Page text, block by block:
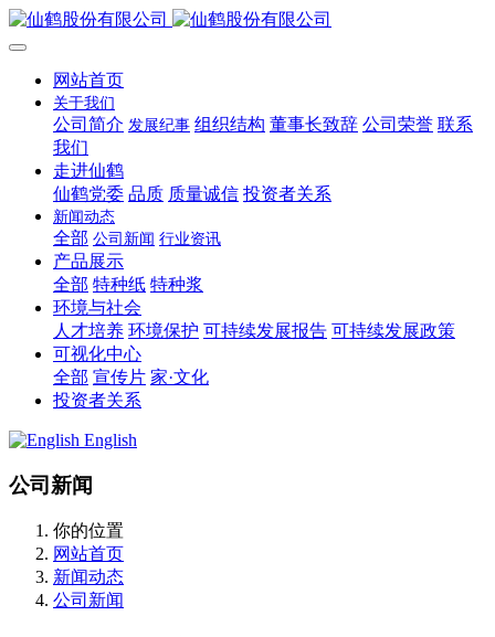
网站首页
关于我们
公司简介 发展纪事 组织结构 董事长致辞 公司荣誉 联系
我们
走进仙鹤
仙鹤党委 品质 质量诚信 投资者关系
新闻动态
全部 公司新闻 行业资讯
产品展示
全部 特种纸 特种浆
环境与社会
人才培养 环境保护 可持续发展报告 可持续发展政策
可视化中心
全部 宣传片 家·文化
投资者关系
English
公司新闻
你的位置
网站首页
新闻动态
公司新闻